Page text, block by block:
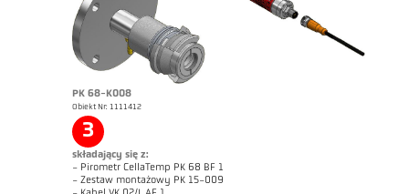
measurement in combustion plants
PK 68-K008
Obiekt Nr: 1111412
3
składający się z:
- Pirometr CellaTemp PK 68 BF 1
- Zestaw montażowy PK 15-009
Broszura CellaTemp PK PKF PKL